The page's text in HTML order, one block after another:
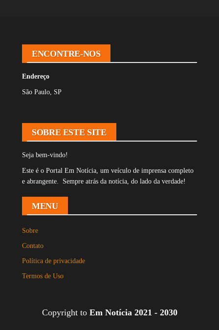
ENCONTRE-NOS
Endereço
São Paulo, SP
SOBRE ESTE SITE
Seja bem-vindo!
Este é o Portal Em Notícia, um veículo de imprensa completo
e abrangente. Sempre atrás da notícia, do lado da verdade!
MENU
Sobre
Contato
Política de privacidade
Termos de Uso
Copyright to Em Notícia 2021 - 2030